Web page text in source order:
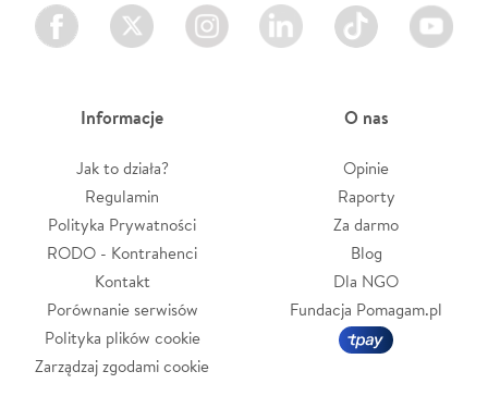
Facebook Twitter Instagram LinkedIn TikTok Youtube
Informacje
Jak to działa?
Regulamin
Polityka Prywatności
RODO - Kontrahenci
Kontakt
Porównanie serwisów
Polityka plików cookie
Zarządzaj zgodami cookie
O nas
Opinie
Raporty
Za darmo
Blog
Dla NGO
Fundacja Pomagam.pl